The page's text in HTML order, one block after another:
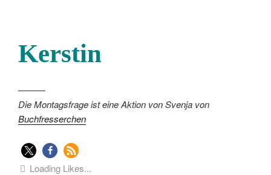
Kerstin
———
Die Montagsfrage ist eine Aktion von Svenja von
Buchfresserchen
Loading Likes...